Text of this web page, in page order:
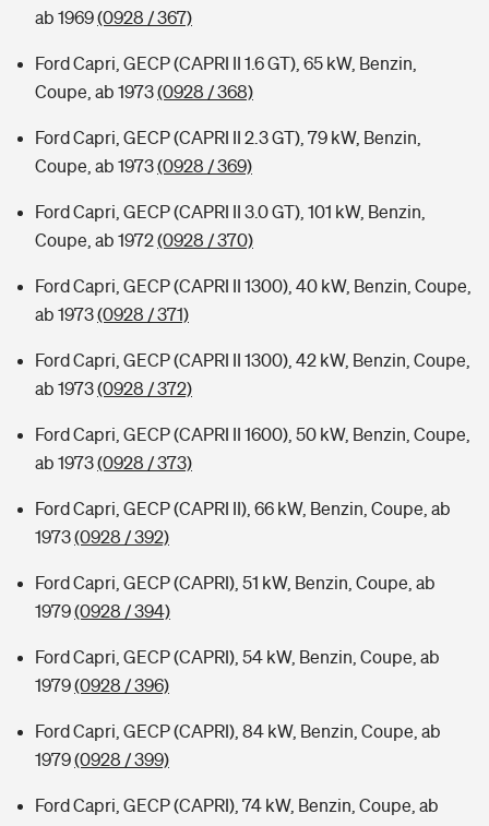
ab 1969(0928 / 367)
Ford Capri, GECP (CAPRI II 1.6 GT), 65 kW, Benzin,
Coupe, ab 1973(0928 / 368)
Ford Capri, GECP (CAPRI II 2.3 GT), 79 kW, Benzin,
Coupe, ab 1973(0928 / 369)
Ford Capri, GECP (CAPRI II 3.0 GT), 101 kW, Benzin,
Coupe, ab 1972(0928 / 370)
Ford Capri, GECP (CAPRI II 1300), 40 kW, Benzin, Coupe,
ab 1973(0928 / 371)
Ford Capri, GECP (CAPRI II 1300), 42 kW, Benzin, Coupe,
ab 1973(0928 / 372)
Ford Capri, GECP (CAPRI II 1600), 50 kW, Benzin, Coupe,
ab 1973(0928 / 373)
Ford Capri, GECP (CAPRI II), 66 kW, Benzin, Coupe, ab
1973(0928 / 392)
Ford Capri, GECP (CAPRI), 51 kW, Benzin, Coupe, ab
1979(0928 / 394)
Ford Capri, GECP (CAPRI), 54 kW, Benzin, Coupe, ab
1979(0928 / 396)
Ford Capri, GECP (CAPRI), 84 kW, Benzin, Coupe, ab
1979(0928 / 399)
Ford Capri, GECP (CAPRI), 74 kW, Benzin, Coupe, ab